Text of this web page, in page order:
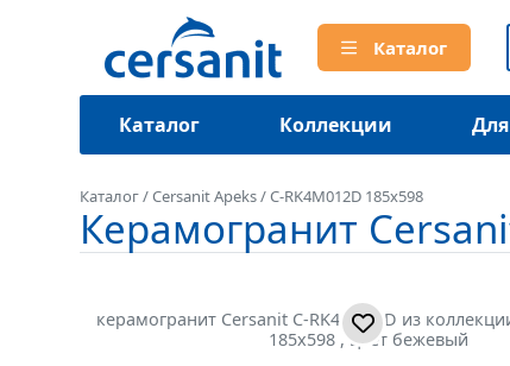
Каталог
Каталог Коллекции
Каталог/Cersanit Apeks/C-RK4M012D 185x598
Керамогранит
керамогранит Cersanit C-RK4M012D из
185x598 , цвет бежевый